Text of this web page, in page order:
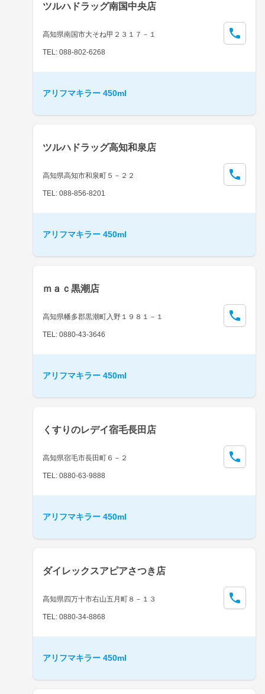
ツルハドラッグ南国中央店
高知県南国市大そね甲２３１７－１
TEL: 088-802-6268
アリフマキラー 450ml
ツルハドラッグ高知和泉店
高知県高知市和泉町５－２２
TEL: 088-856-8201
アリフマキラー 450ml
ｍａｃ黒潮店
高知県幡多郡黒潮町入野１９８１－１
TEL: 0880-43-3646
アリフマキラー 450ml
くすりのレデイ宿毛長田店
高知県宿毛市長田町６－２
TEL: 0880-63-9888
アリフマキラー 450ml
ダイレックスアピアさつき店
高知県四万十市右山五月町８－１３
TEL: 0880-34-8868
アリフマキラー 450ml